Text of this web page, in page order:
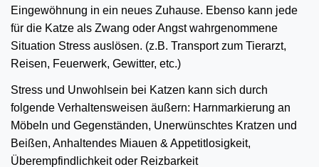
Eingewöhnung in ein neues Zuhause. Ebenso kann jede
für die Katze als Zwang oder Angst wahrgenommene
Situation Stress auslösen. (z.B. Transport zum Tierarzt,
Reisen, Feuerwerk, Gewitter, etc.)
Stress und Unwohlsein bei Katzen kann sich durch
folgende Verhaltensweisen äußern: Harnmarkierung an
Möbeln und Gegenständen, Unerwünschtes Kratzen und
Beißen, Anhaltendes Miauen & Appetitlosigkeit,
Überempfindlichkeit oder Reizbarkeit